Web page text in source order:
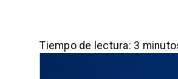
Tiempo de lectura: 3